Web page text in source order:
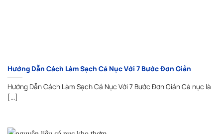
Hướng Dẫn Cách Làm Sạch Cá Nục Với 7 Bước Đơn Giản
Hướng Dẫn Cách Làm Sạch Cá Nục Với 7 Bước Đơn Giản Cá nục là
[...]